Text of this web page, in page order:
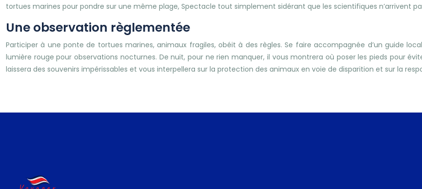
tortues marines pour pondre sur une même plage, Spectacle tout simplement sidérant que les scientifiques n’arrivent
Une observation règlementée
Participer à une ponte de tortues marines, animaux fragiles, obéit à des règles. Se faire accompagnée d’un guide
lumière rouge pour observations nocturnes. De nuit, pour ne rien manquer, il vous montrera où poser les pieds pour
laissera des souvenirs impérissables et vous interpellera sur la protection des animaux en voie de disparition et sur la